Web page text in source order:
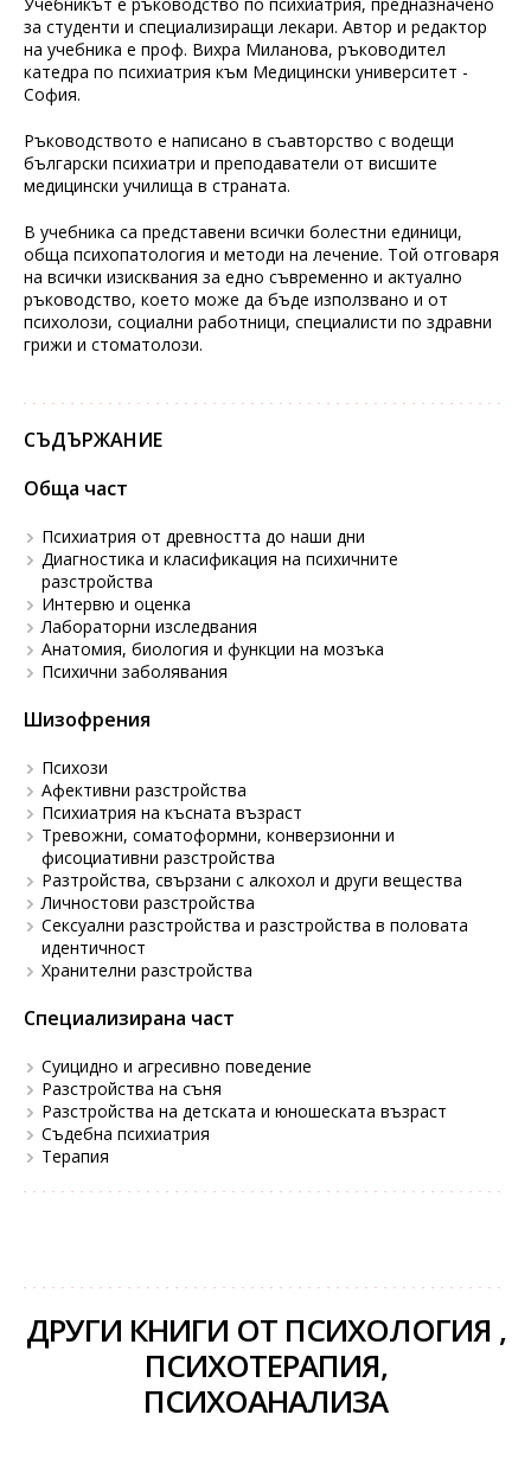
за студенти и специализиращи лекари. Автор и редактор
на учебника е проф. Вихра Миланова, ръководител
катедра по психиатрия към Медицински университет -
София.
Ръководството е написано в съавторство с водещи
български психиатри и преподаватели от висшите
медицински училища в страната.
В учебника са представени всички болестни единици,
обща психопатология и методи на лечение. Той отговаря
на всички изисквания за едно съвременно и актуално
ръководство, което може да бъде използвано и от
психолози, социални работници, специалисти по здравни
грижи и стоматолози.
СЪДЪРЖАНИЕ
Обща част
Психиатрия от древността до наши дни
Диагностика и класификация на психичните
разстройства
Интервю и оценка
Лабораторни изследвания
Анатомия, биология и функции на мозъка
Психични заболявания
Шизофрения
Психози
Афективни разстройства
Психиатрия на късната възраст
Тревожни, соматоформни, конверзионни и
фисоциативни разстройства
Разтройства, свързани с алкохол и други вещества
Личностови разстройства
Сексуални разстройства и разстройства в половата
идентичност
Хранителни разстройства
Специализирана част
Суицидно и агресивно поведение
Разстройства на съня
Разстройства на детската и юношеската възраст
Съдебна психиатрия
Терапия
ДРУГИ КНИГИ ОТ ПСИХОЛОГИЯ ,
ПСИХОТЕРАПИЯ,
ПСИХОАНАЛИЗА